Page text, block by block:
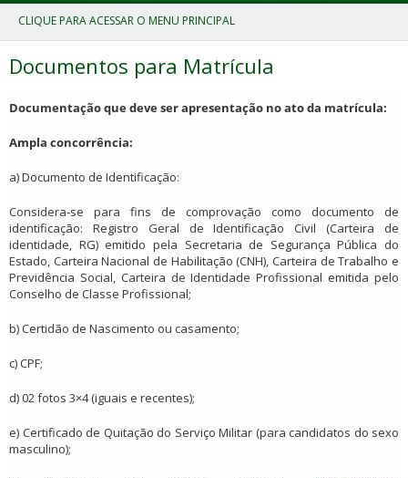
Documentos para Matrícula
Documentação que deve ser apresentação no ato da matrícula:
Ampla concorrência:
a) Documento de Identificação:
Considera-se para fins de comprovação como documento de
identificação: Registro Geral de Identificação Civil (Carteira de
identidade, RG) emitido pela Secretaria de Segurança Pública do
Estado, Carteira Nacional de Habilitação (CNH), Carteira de Trabalho e
Previdência Social, Carteira de Identidade Profissional emitida pelo
Conselho de Classe Profissional;
b) Certidão de Nascimento ou casamento;
c) CPF;
d) 02 fotos 3×4 (iguais e recentes);
e) Certificado de Quitação do Serviço Militar (para candidatos do sexo
masculino);